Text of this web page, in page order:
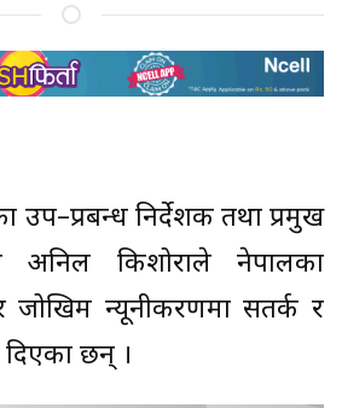
उप–प्रबन्ध निर्देशक तथा प्रमुख
किशोराले नेपालका
जोखिम न्यूनीकरणमा सतर्क र
छन् ।